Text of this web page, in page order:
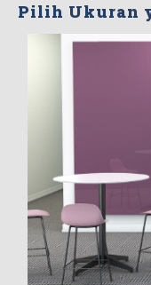
Pilih Ukuran